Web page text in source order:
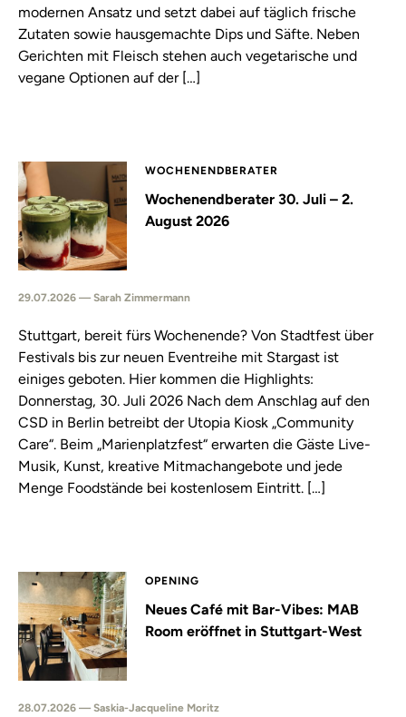
modernen Ansatz und setzt dabei auf täglich frische
Zutaten sowie hausgemachte Dips und Säfte. Neben
Gerichten mit Fleisch stehen auch vegetarische und
vegane Optionen auf der […]
WOCHENENDBERATER
Wochenendberater 30. Juli – 2.
August 2026
29.07.2026 — Sarah Zimmermann
Stuttgart, bereit fürs Wochenende? Von Stadtfest über
Festivals bis zur neuen Eventreihe mit Stargast ist
einiges geboten. Hier kommen die Highlights:
Donnerstag, 30. Juli 2026 Nach dem Anschlag auf den
CSD in Berlin betreibt der Utopia Kiosk „Community
Care“. Beim „Marienplatzfest“ erwarten die Gäste Live-
Musik, Kunst, kreative Mitmachangebote und jede
Menge Foodstände bei kostenlosem Eintritt. […]
OPENING
Neues Café mit Bar-Vibes: MAB
Room eröffnet in Stuttgart-West
28.07.2026 — Saskia-Jacqueline Moritz